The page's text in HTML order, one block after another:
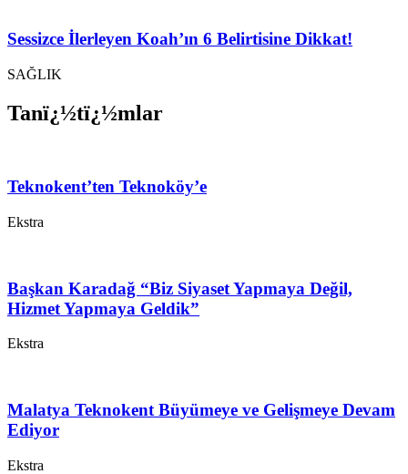
Sessizce İlerleyen Koah’ın 6 Belirtisine Dikkat!
SAĞLIK
Tanï¿½tï¿½mlar
Teknokent’ten Teknoköy’e
Ekstra
Başkan Karadağ “Biz Siyaset Yapmaya Değil,
Hizmet Yapmaya Geldik”
Ekstra
Malatya Teknokent Büyümeye ve Gelişmeye Devam
Ediyor
Ekstra